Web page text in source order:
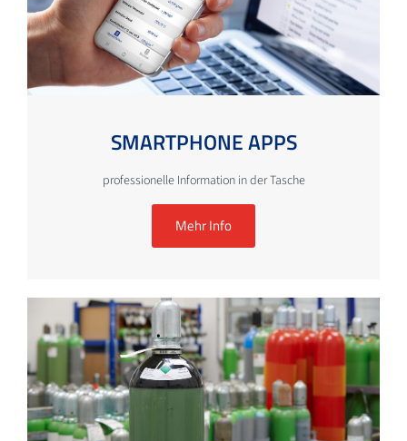
SMARTPHONE APPS
professionelle Information in der Tasche
Mehr Info